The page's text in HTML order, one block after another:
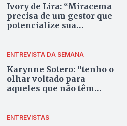
Ivory de Lira: “Miracema
precisa de um gestor que
potencialize sua
ENTREVISTA DA SEMANA
Karynne Sotero: “tenho o
olhar voltado para
aqueles que não têm
ENTREVISTAS